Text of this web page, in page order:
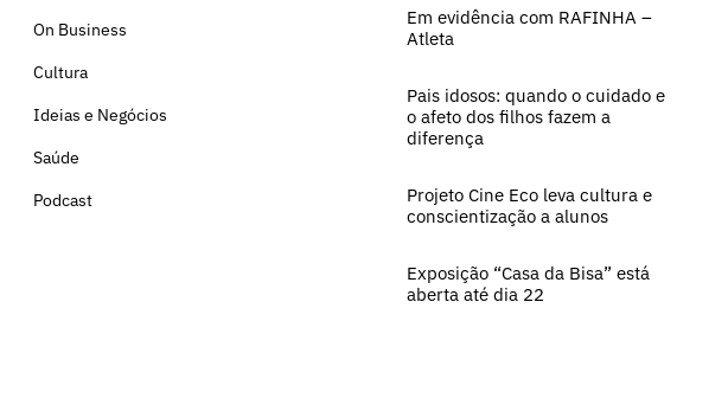
On Business
Cultura
Ideias e Negócios
Saúde
Podcast
Em evidência com RAFINHA –
Atleta
Pais idosos: quando o cuidado e
o afeto dos filhos fazem a
diferença
Projeto Cine Eco leva cultura e
conscientização a alunos
Exposição “Casa da Bisa” está
aberta até dia 22